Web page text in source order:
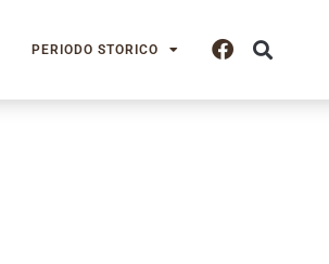
PERIODO STORICO